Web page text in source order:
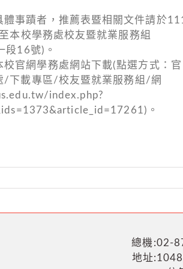
體事蹟者，推薦表暨相關文件請於
本校學務處校友暨就業服務組
段16號)。
校官網學務處網站下載(點選方式：官
下載專區/校友暨就業服務組/網
index.php?
。
總機:02-
地址